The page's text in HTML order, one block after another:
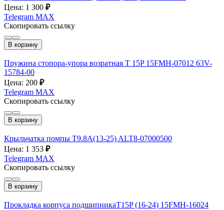
Цена: 1 300 ₽
Telegram MAX
Скопировать ссылку
В корзину
Пружина стопора-упора возратная T 15P 15FMH-07012 63V-
15784-00
Цена: 200 ₽
Telegram MAX
Скопировать ссылку
В корзину
Крыльчатка помпы T9.8A(13-25) ALT8-07000500
Цена: 1 353 ₽
Telegram MAX
Скопировать ссылку
В корзину
Прокладка корпуса подшипникаT15P (16-24) 15FMH-16024